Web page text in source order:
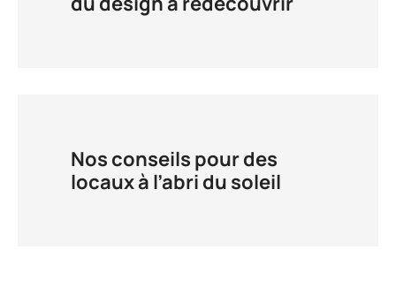
Nos conseils pour des
locaux à l’abri du soleil